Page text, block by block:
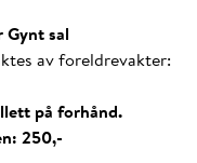
Gynt sal
av foreldrevakter:
på forhånd.
250,-